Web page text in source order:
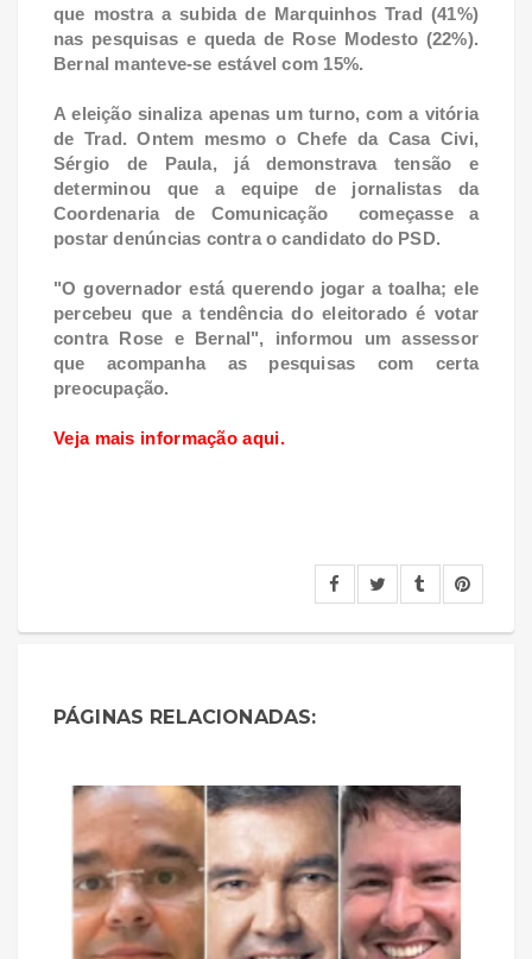
que mostra a subida de Marquinhos Trad (41%)
nas pesquisas e queda de Rose Modesto (22%).
Bernal manteve-se estável com 15%.
A eleição sinaliza apenas um turno, com a vitória
de Trad. Ontem mesmo o Chefe da Casa Civi,
Sérgio de Paula, já demonstrava tensão e
determinou que a equipe de jornalistas da
Coordenaria de Comunicação começasse a
postar denúncias contra o candidato do PSD.
"O governador está querendo jogar a toalha; ele
percebeu que a tendência do eleitorado é votar
contra Rose e Bernal", informou um assessor
que acompanha as pesquisas com certa
preocupação.
Veja mais informação aqui.
PÁGINAS RELACIONADAS: